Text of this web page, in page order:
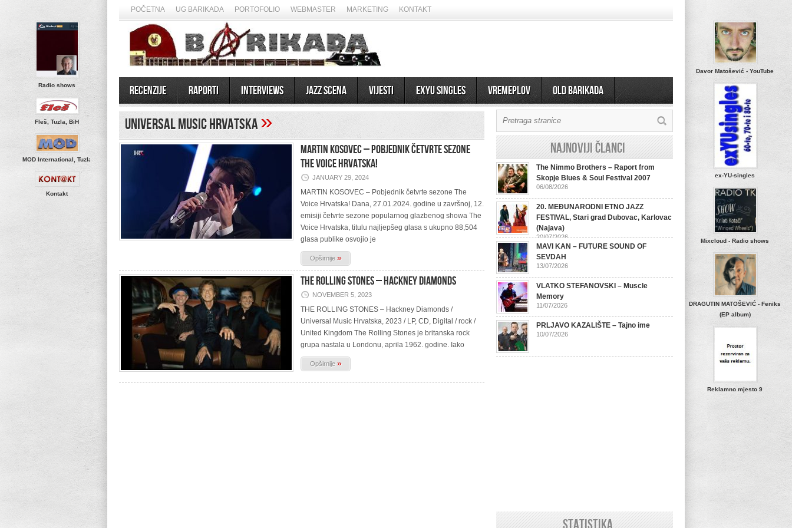
POČETNA UG BARIKADA PORTOFOLIO WEBMASTER MARKETING KONTAKT
Recenzije Raporti Interviews Jazz scena Vijesti EXYU Singles Vremeplov OLD BARIKADA
Radio shows
Fleš, Tuzla, BiH
MOD International, Tuzla
Kontakt
Davor Matošević - YouTube
ex-YU-singles
Mixcloud - Radio shows
DRAGUTIN MATOŠEVIĆ - Feniks
(EP album)
Reklamno mjesto 9
Universal Music Hrvatska»
MARTIN KOSOVEC – Pobjednik četvrte sezone
The Voice Hrvatska!
JANUARY 29, 2024
MARTIN KOSOVEC – Pobjednik četvrte sezone The
Voice Hrvatska! Dana, 27.01.2024. godine u završnoj, 12.
emisiji četvrte sezone popularnog glazbenog showa The
Voice Hrvatska, titulu najljepšeg glasa s ukupno 88,504
glasa publike osvojio je
Opširnije »
THE ROLLING STONES – Hackney Diamonds
NOVEMBER 5, 2023
THE ROLLING STONES – Hackney Diamonds /
Universal Music Hrvatska, 2023 / LP, CD, Digital / rock /
United Kingdom The Rolling Stones je britanska rock
grupa nastala u Londonu, aprila 1962. godine. Iako
Opširnije »
Najnoviji članci
The Nimmo Brothers – Raport from
Skopje Blues & Soul Festival 2007
06/08/2026
20. MEĐUNARODNI ETNO JAZZ
FESTIVAL, Stari grad Dubovac, Karlovac
(Najava)
20/07/2026
MAVI KAN – FUTURE SOUND OF
SEVDAH
13/07/2026
VLATKO STEFANOVSKI – Muscle
Memory
11/07/2026
PRLJAVO KAZALIŠTE – Tajno ime
10/07/2026